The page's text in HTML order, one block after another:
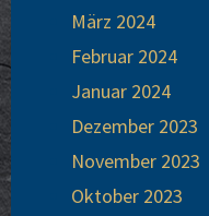
März 2024
Febru­ar 2024
Janu­ar 2024
Dezem­ber 2023
Novem­ber 2023
Okto­ber 2023